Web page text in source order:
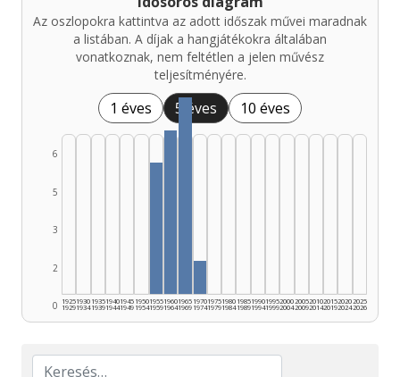
Az oszlopokra kattintva az adott időszak művei maradnak
a listában. A díjak a hangjátékokra általában
vonatkoznak, nem feltétlen a jelen művész
teljesítményére.
1 éves 5 éves 10 éves
0
2
3
5
6
1925
1929
1930
1934
1935
1939
1940
1944
1945
1949
1950
1954
1955
1959
1960
1964
1965
1969
1970
1974
1975
1979
1980
1984
1985
1989
1990
1994
1995
1999
2000
2004
2005
2009
2010
2014
2015
2019
2020
2024
2025
2026